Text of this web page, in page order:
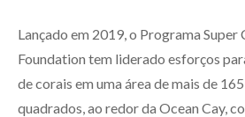
Lançado em 2019, o Programa Super
Foundation tem liderado esforços
de corais em uma área de mais de
quadrados, ao redor da Ocean Cay,